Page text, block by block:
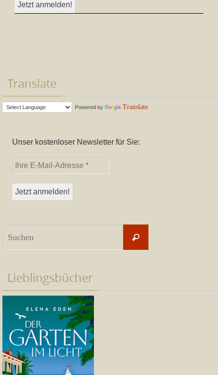
Translate
Powered by Translate
Unser kostenloser Newsletter für Sie:
Suchen
Lieblingsbücher